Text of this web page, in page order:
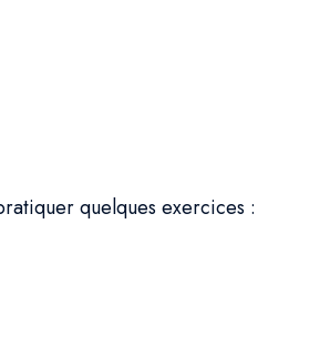
quelques exercices :